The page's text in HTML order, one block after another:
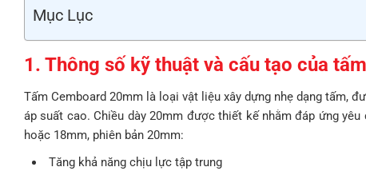
Mục Lục
1. Thông số kỹ thuật và cấu tạo của
Tấm Cemboard 20mm là loại vật liệu xây dựng nhẹ dạng tấm,
áp suất cao. Chiều dày 20mm được thiết kế nhằm đáp ứng
hoặc 18mm, phiên bản 20mm:
Tăng khả năng chịu lực tập trung